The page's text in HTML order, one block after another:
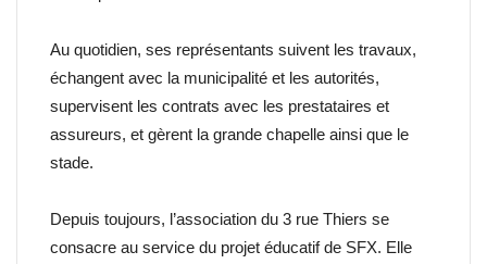
Au quotidien, ses représentants suivent les travaux,
échangent avec la municipalité et les autorités,
supervisent les contrats avec les prestataires et
assureurs, et gèrent la grande chapelle ainsi que le
stade.
Depuis toujours, l’association du 3 rue Thiers se
consacre au service du projet éducatif de SFX. Elle